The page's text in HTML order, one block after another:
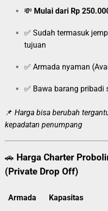
💸 Mulai dari Rp
✅ Sudah termasuk
tujuan
✅ Armada nyaman
✅ Bawa barang pribadi
📌 Harga bisa berubah
kepadatan penumpang
🚗 Harga Charter
(Private Drop Off)
Armada Kapasitas